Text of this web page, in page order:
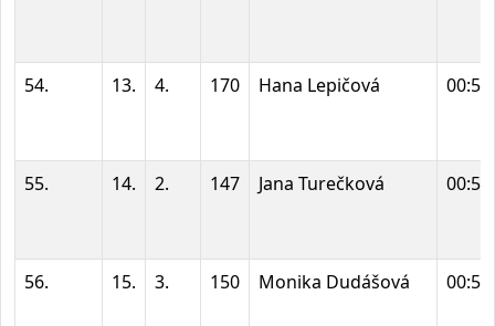
54. 13. 4. 170 Hana Lepičová
55. 14. 2. 147 Jana Turečková
56. 15. 3. 150 Monika Dudášová